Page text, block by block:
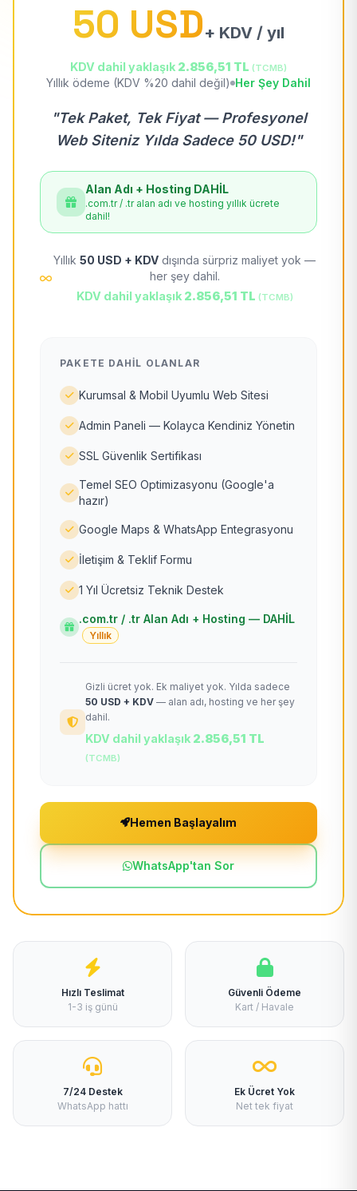
50 USD+ KDV / yıl
KDV dahil yaklaşık 2.856,51 TL (TCMB)
Yıllık ödeme (KDV %20 dahil değil) Her Şey Dahil
"Tek Paket, Tek Fiyat — Profesyonel
Web Siteniz Yılda Sadece 50 USD!"
Alan Adı + Hosting DAHİL
.com.tr / .tr alan adı ve hosting yıllık ücrete
dahil!
Yıllık 50 USD + KDV dışında sürpriz maliyet yok —
her şey dahil.
KDV dahil yaklaşık 2.856,51 TL (TCMB)
PAKETE DAHIL OLANLAR
Kurumsal & Mobil Uyumlu Web Sitesi
Admin Paneli — Kolayca Kendiniz Yönetin
SSL Güvenlik Sertifikası
Temel SEO Optimizasyonu (Google'a
hazır)
Google Maps & WhatsApp Entegrasyonu
İletişim & Teklif Formu
1 Yıl Ücretsiz Teknik Destek
.com.tr / .tr Alan Adı + Hosting — DAHİL
Yıllık
Gizli ücret yok. Ek maliyet yok. Yılda sadece
50 USD + KDV — alan adı, hosting ve her şey
dahil.
KDV dahil yaklaşık 2.856,51 TL
(TCMB)
Hemen Başlayalım
WhatsApp'tan Sor
Hızlı Teslimat
1-3 iş günü
Güvenli Ödeme
Kart / Havale
7/24 Destek
WhatsApp hattı
Ek Ücret Yok
Net tek fiyat